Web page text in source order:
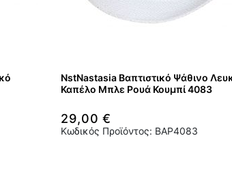
NstNastasia Βαπτιστικό Ψάθινο
Καπέλο Μπλε Ρουά Κουμπί 4083
29,00 €
Κωδικός Προϊόντος: BAP4083